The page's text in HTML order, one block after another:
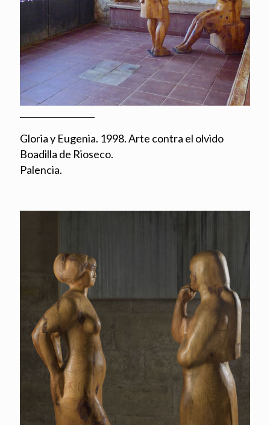
Gloria y Eugenia. 1998. Arte contra el olvido
Boadilla de Rioseco.
Palencia.